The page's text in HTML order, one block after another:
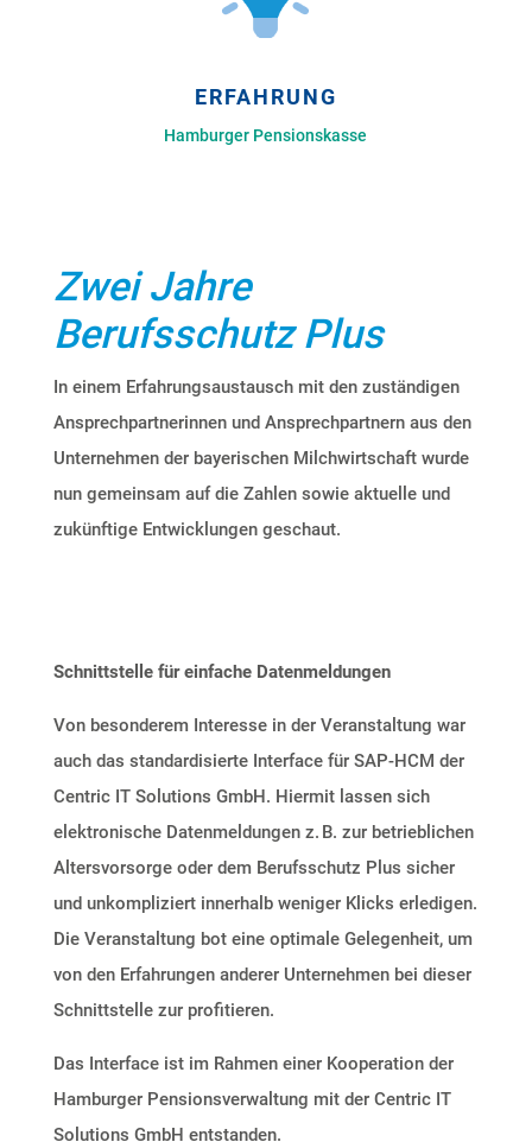
ERFAHRUNG
Hamburger Pensionskasse
Zwei Jahre
Berufsschutz Plus
In einem Erfahrungsaustausch mit den zuständigen
Ansprechpartnerinnen und Ansprechpartnern aus den
Unternehmen der bayerischen Milchwirtschaft wurde
nun gemeinsam auf die Zahlen sowie aktuelle und
zukünftige Entwicklungen geschaut.
Schnittstelle für einfache Datenmeldungen
Von besonderem Interesse in der Veranstaltung war
auch das standardisierte Interface für SAP-HCM der
Centric IT Solutions GmbH. Hiermit lassen sich
elektronische Datenmeldungen z. B. zur betrieblichen
Altersvorsorge oder dem Berufsschutz Plus sicher
und unkompliziert innerhalb weniger Klicks erledigen.
Die Veranstaltung bot eine optimale Gelegenheit, um
von den Erfahrungen anderer Unternehmen bei dieser
Schnittstelle zur profitieren.
Das Interface ist im Rahmen einer Kooperation der
Hamburger Pensionsverwaltung mit der Centric IT
Solutions GmbH entstanden.